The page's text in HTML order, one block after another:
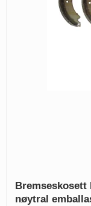
Bremseskosett
nøytral